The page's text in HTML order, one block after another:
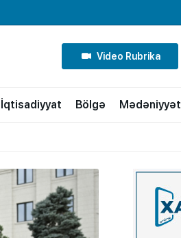
Video Rubrika
İqtisadiyyat Bölgə Mədəniyyət